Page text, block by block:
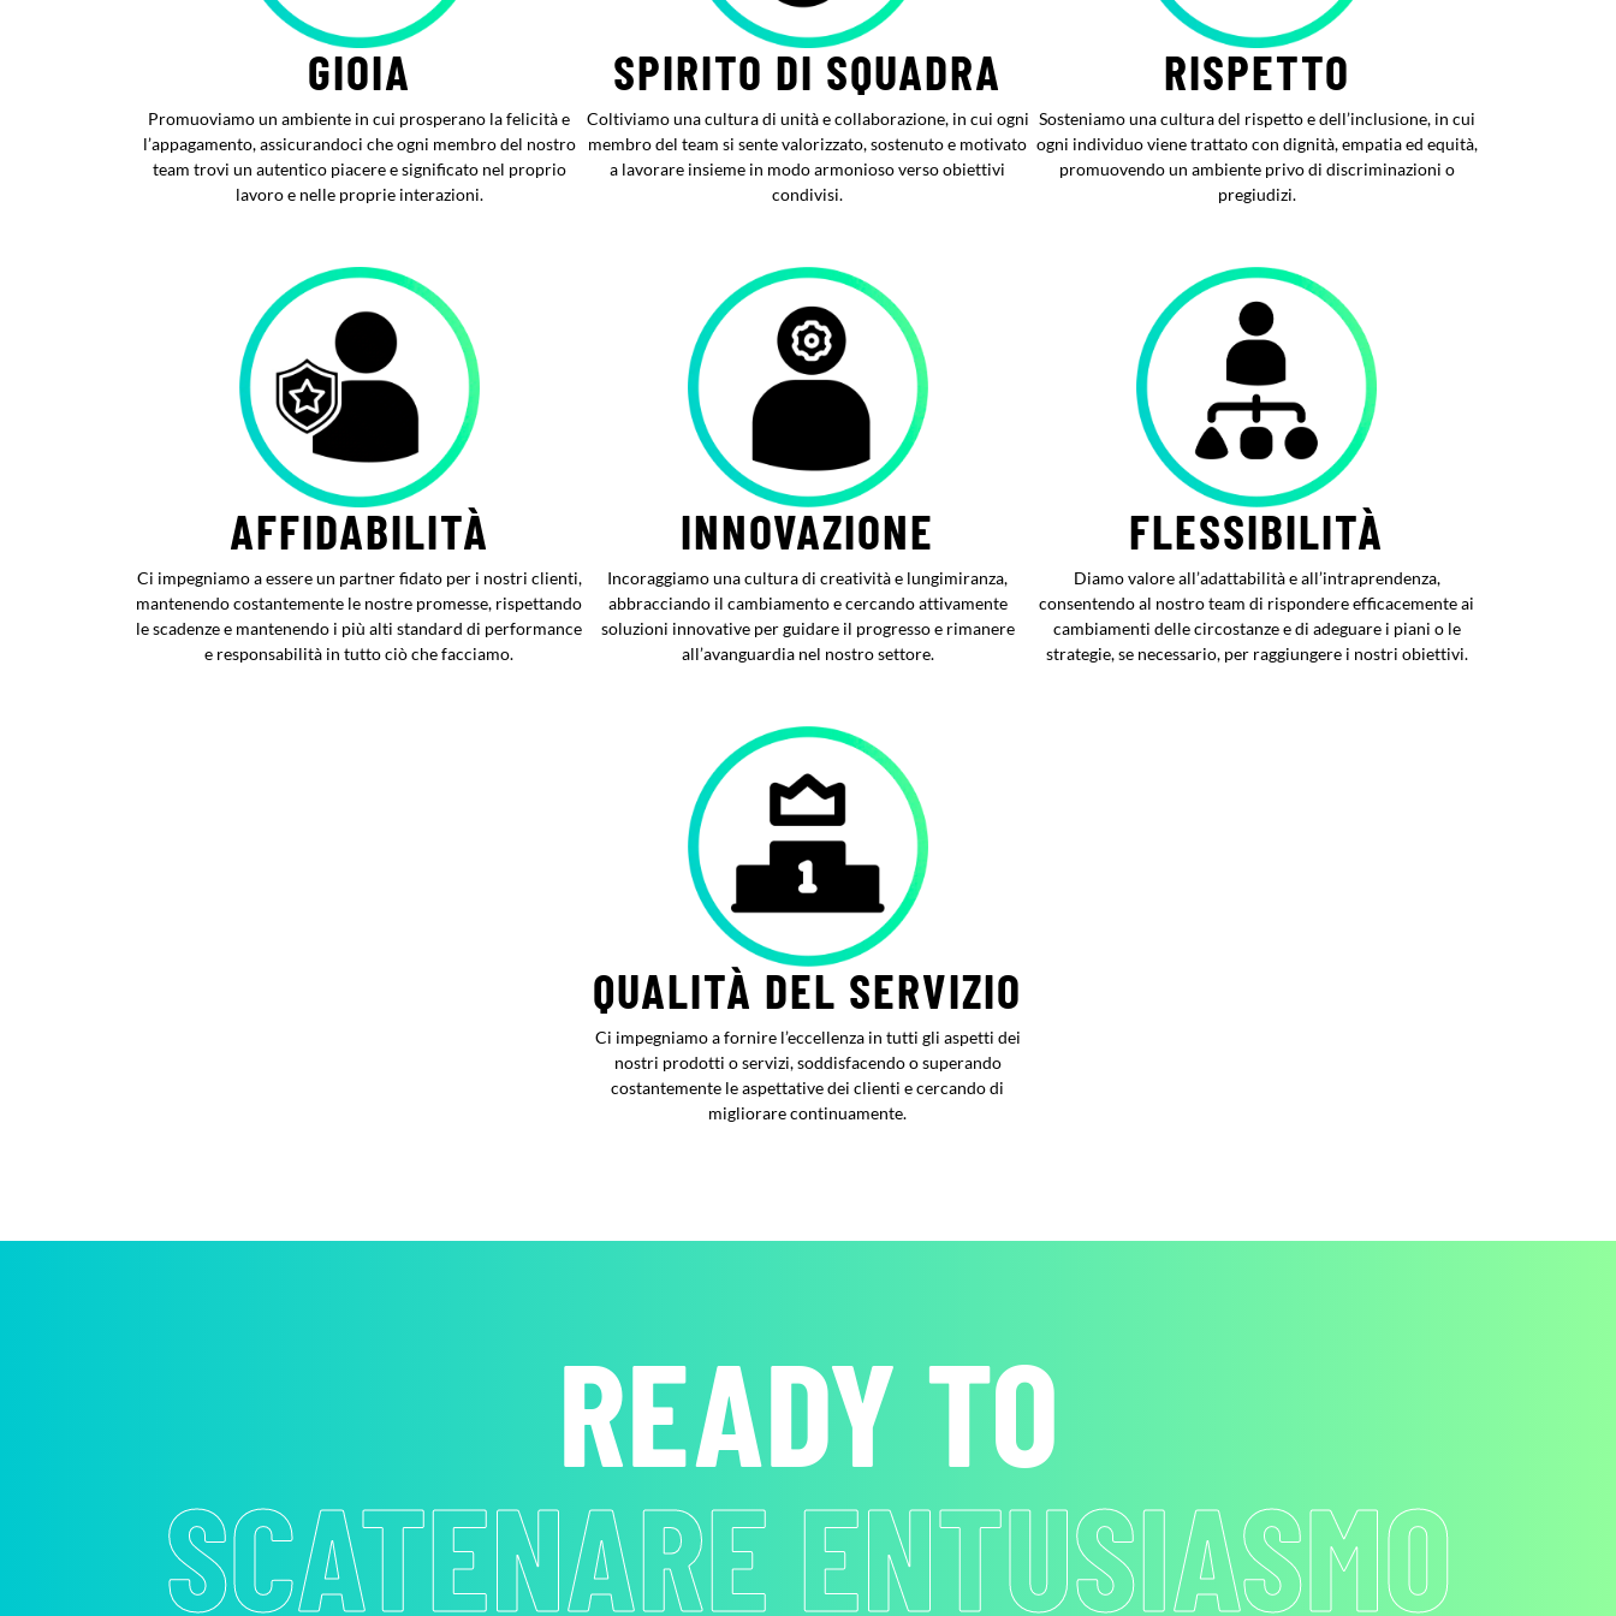
GIOIA
Promuoviamo un ambiente in cui prosperano la felicità e
l’appagamento, assicurandoci che ogni membro del nostro
team trovi un autentico piacere e significato nel proprio
lavoro e nelle proprie interazioni.
SPIRITO DI SQUADRA
Coltiviamo una cultura di unità e collaborazione, in cui ogni
membro del team si sente valorizzato, sostenuto e motivato
a lavorare insieme in modo armonioso verso obiettivi
condivisi.
RISPETTO
Sosteniamo una cultura del rispetto e dell’inclusione, in cui
ogni individuo viene trattato con dignità, empatia ed equità,
promuovendo un ambiente privo di discriminazioni o
pregiudizi.
AFFIDABILITÀ
Ci impegniamo a essere un partner fidato per i nostri clienti,
mantenendo costantemente le nostre promesse, rispettando
le scadenze e mantenendo i più alti standard di performance
e responsabilità in tutto ciò che facciamo.
INNOVAZIONE
Incoraggiamo una cultura di creatività e lungimiranza,
abbracciando il cambiamento e cercando attivamente
soluzioni innovative per guidare il progresso e rimanere
all’avanguardia nel nostro settore.
FLESSIBILITÀ
Diamo valore all’adattabilità e all’intraprendenza,
consentendo al nostro team di rispondere efficacemente ai
cambiamenti delle circostanze e di adeguare i piani o le
strategie, se necessario, per raggiungere i nostri obiettivi.
QUALITÀ DEL SERVIZIO
Ci impegniamo a fornire l’eccellenza in tutti gli aspetti dei
nostri prodotti o servizi, soddisfacendo o superando
costantemente le aspettative dei clienti e cercando di
migliorare continuamente.
READY TO
SCATENARE ENTUSIASMO